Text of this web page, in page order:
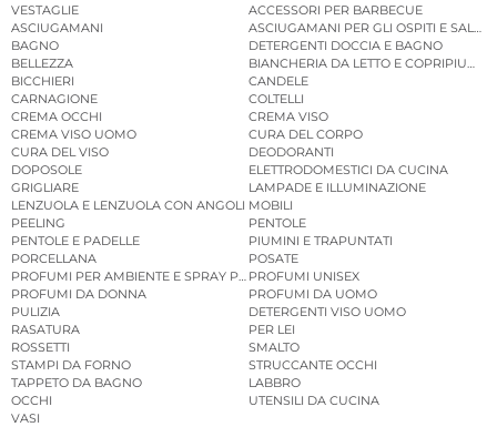
VESTAGLIE
ACCESSORI PER BARBECUE
ASCIUGAMANI
ASCIUGAMANI PER GLI OSPITI E
BAGNO
DETERGENTI DOCCIA E BAGNO
BELLEZZA
BIANCHERIA DA LETTO E COPRIPIUMINI
BICCHIERI
CANDELE
CARNAGIONE
COLTELLI
CREMA OCCHI
CREMA VISO
CREMA VISO UOMO
CURA DEL CORPO
CURA DEL VISO
DEODORANTI
DOPOSOLE
ELETTRODOMESTICI DA CUCINA
GRIGLIARE
LAMPADE E ILLUMINAZIONE
LENZUOLA E LENZUOLA CON ANGOLI MOBILI
PEELING
PENTOLE
PENTOLE E PADELLE
PIUMINI E TRAPUNTATI
PORCELLANA
POSATE
PROFUMI PER AMBIENTE E SPRAY PER AMBIENTE
PROFUMI UNISEX
PROFUMI DA DONNA
PROFUMI DA UOMO
PULIZIA
DETERGENTI VISO UOMO
RASATURA
PER LEI
ROSSETTI
SMALTO
STAMPI DA FORNO
STRUCCANTE OCCHI
TAPPETO DA BAGNO
LABBRO
OCCHI
UTENSILI DA CUCINA
VASI